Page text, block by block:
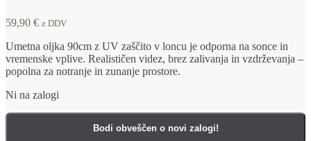
59,90 € z DDV
Umetna oljka 90cm z UV zaščito v loncu je odporna na sonce in
vremenske vplive. Realističen videz, brez zalivanja in vzdrževanja –
popolna za notranje in zunanje prostore.
Ni na zalogi
Bodi obveščen o novi zalogi!